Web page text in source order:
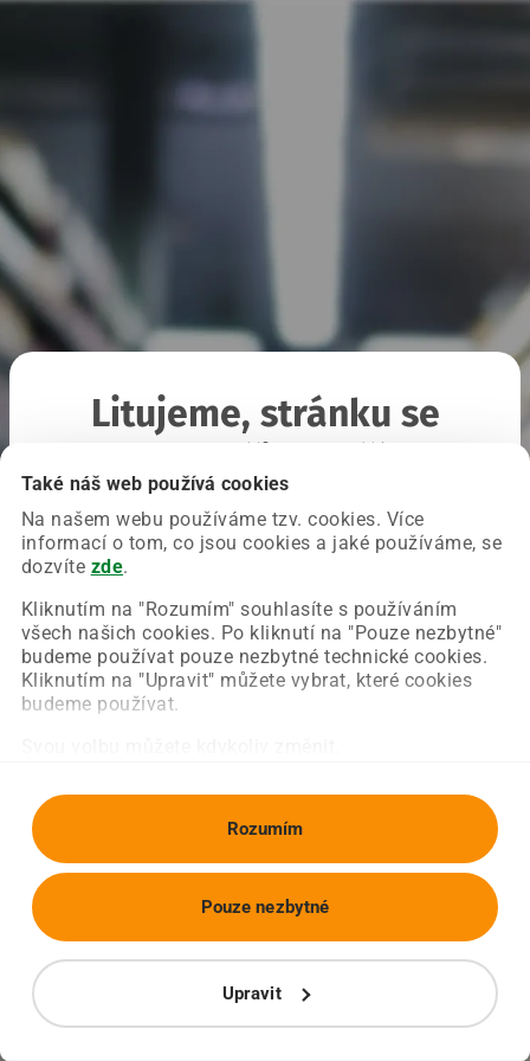
Také náš web používá cookies
Na našem webu používáme tzv. cookies. Více
informací o tom, co jsou cookies a jaké používáme, se
dozvíte zde.
Kliknutím na "Rozumím" souhlasíte s používáním
všech našich cookies. Po kliknutí na "Pouze nezbytné"
budeme používat pouze nezbytné technické cookies.
Kliknutím na "Upravit" můžete vybrat, které cookies
budeme používat.
Rozumím
Upravit
Pouze nezbytné
Litujeme, stránku se
Chyba nastala na naší straně a už ji opravujeme.
Zkuste prosím znovu načíst požadovanou stránku.
Obnovit stránku Úvodní strana